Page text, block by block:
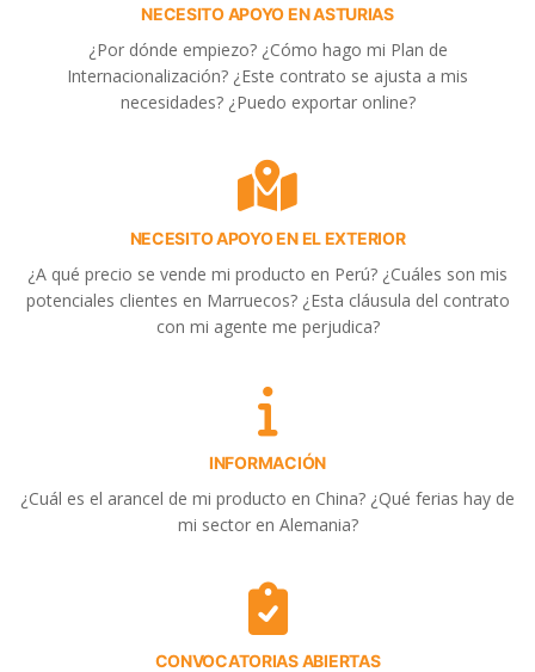
NECESITO APOYO EN ASTURIAS
¿Por dónde empiezo? ¿Cómo hago mi Plan de
Internacionalización? ¿Este contrato se ajusta a mis
necesidades? ¿Puedo exportar online?
NECESITO APOYO EN EL EXTERIOR
¿A qué precio se vende mi producto en Perú? ¿Cuáles son mis
potenciales clientes en Marruecos? ¿Esta cláusula del contrato
con mi agente me perjudica?
INFORMACIÓN
¿Cuál es el arancel de mi producto en China? ¿Qué ferias hay de
mi sector en Alemania?
CONVOCATORIAS ABIERTAS